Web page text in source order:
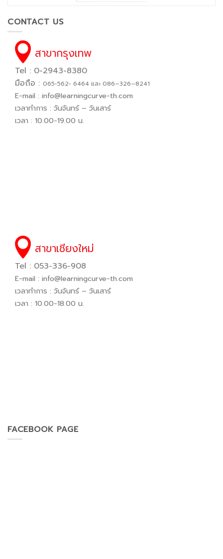
CONTACT US
สาขากรุงเทพ
Tel : 0-2943-8380
มือถือ : 065−562− 6464 และ 086–326–8241
E-mail : info@learningcurve-th.com
เวลาทำการ : วันจันทร์ – วันเสาร์
เวลา : 10.00-19.00 น.
สาขาเชียงใหม่
Tel : 053-336-908
E-mail : info@learningcurve-th.com
เวลาทำการ : วันจันทร์ – วันเสาร์
เวลา : 10.00-18.00 น.
FACEBOOK PAGE